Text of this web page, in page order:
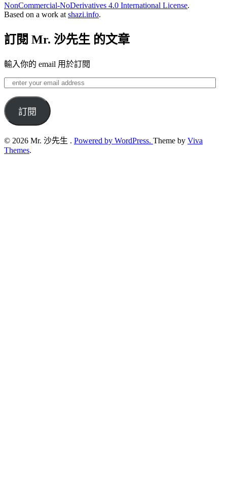
NonCommercial-NoDerivatives 4.0 International License.
Based on a work at shazi.info.
訂閱 Mr. 沙先生 的文章
輸入你的 email 用於訂閱
enter
your
email
address訂閱
© 2026 Mr. 沙先生 . Powered by WordPress. Theme by Viva
Themes.